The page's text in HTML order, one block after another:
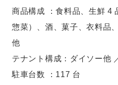
商品構成 ：食料品、生鮮 4
惣菜）、酒、菓子、衣料品
他
テナント構成：ダイソー他
駐車台数 ：117 台